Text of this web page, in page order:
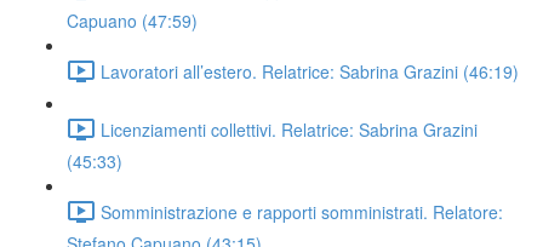
Capuano (47:59)
Lavoratori all’estero. Relatrice: Sabrina Grazini (46:19)
Licenziamenti collettivi. Relatrice: Sabrina Grazini
(45:33)
Somministrazione e rapporti somministrati. Relatore: